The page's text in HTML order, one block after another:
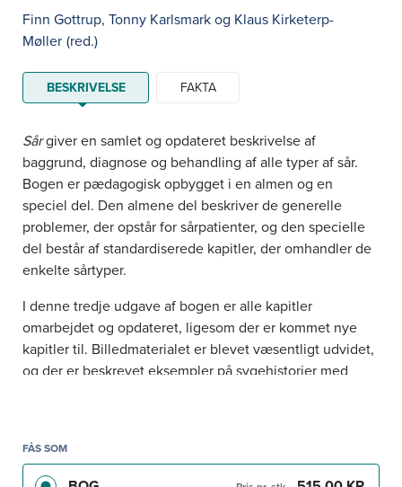
Finn Gottrup, Tonny Karlsmark og Klaus Kirketerp-
Møller (red.)
BESKRIVELSE FAKTA
Sårgiver en samlet og opdateret beskrivelse af
baggrund, diagnose og behandling af alle typer af sår.
Bogen er pædagogisk opbygget i en almen og en
speciel del. Den almene del beskriver de generelle
problemer, der opstår for sårpatienter, og den specielle
del består af standardiserede kapitler, der omhandler de
enkelte sårtyper.
I denne tredje udgave af bogen er alle kapitler
omarbejdet og opdateret, ligesom der er kommet nye
kapitler til. Billedmaterialet er blevet væsentligt udvidet,
og der er beskrevet eksempler på sygehistorier med
personale, men kan anvendes af alle, der arbejder med
og har interesse for patienter med problemsår.
FÅS SOM